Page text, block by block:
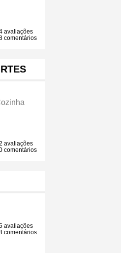
avaliações
comentários
avaliações
comentários
avaliações
comentários